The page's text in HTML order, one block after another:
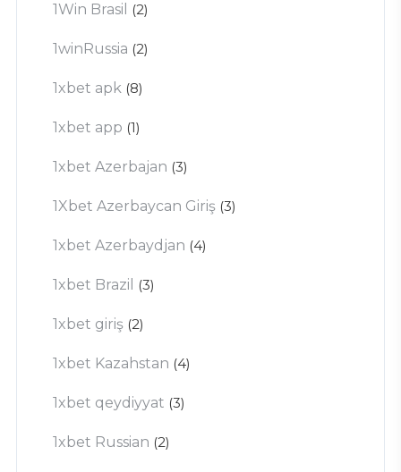
1Win Brasil (2)
1winRussia (2)
1xbet apk (8)
1xbet app (1)
1xbet Azerbajan (3)
1Xbet Azerbaycan Giriş (3)
1xbet Azerbaydjan (4)
1xbet Brazil (3)
1xbet giriş (2)
1xbet Kazahstan (4)
1xbet qeydiyyat (3)
1xbet Russian (2)